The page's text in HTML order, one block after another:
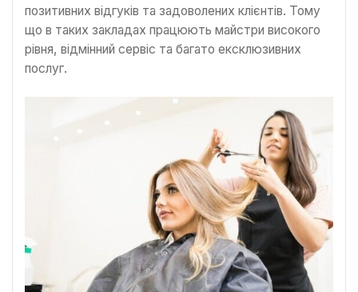
позитивних відгуків та задоволених клієнтів. Тому
що в таких закладах працюють майстри високого
рівня, відмінний сервіс та багато ексклюзивних
послуг.